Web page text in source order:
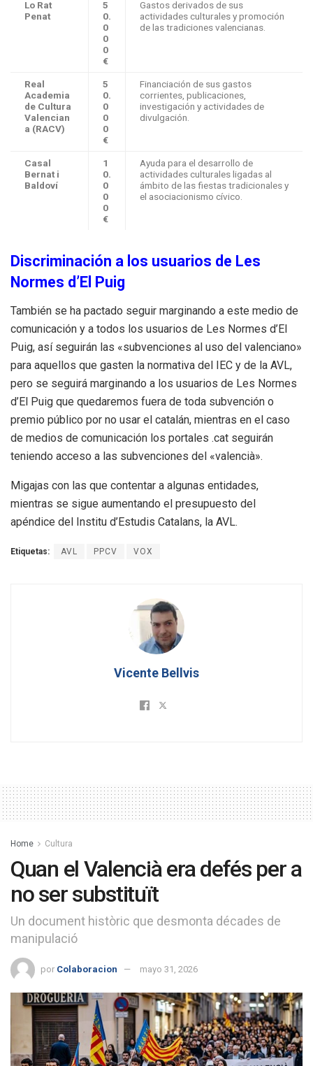
Lo Rat
Penat
5
0.
0
0
0
€
Gastos derivados de sus
actividades culturales y promoción
de las tradiciones valencianas.
Real
Academia
de Cultura
Valencian
a (RACV)
5
0.
0
0
0
€
Financiación de sus gastos
corrientes, publicaciones,
investigación y actividades de
divulgación.
Casal
Bernat i
Baldoví
1
0.
0
0
0
€
Ayuda para el desarrollo de
actividades culturales ligadas al
ámbito de las fiestas tradicionales y
el asociacionismo cívico.
Discriminación a los usuarios de Les
Normes d’El Puig
También se ha pactado seguir marginando a este medio de
comunicación y a todos los usuarios de Les Normes d’El
Puig, así seguirán las «subvenciones al uso del valenciano»
para aquellos que gasten la normativa del IEC y de la AVL,
pero se seguirá marginando a los usuarios de Les Normes
d’El Puig que quedaremos fuera de toda subvención o
premio público por no usar el catalán, mientras en el caso
de medios de comunicación los portales .cat seguirán
teniendo acceso a las subvenciones del «valencià».
Migajas con las que contentar a algunas entidades,
mientras se sigue aumentando el presupuesto del
apéndice del Institu d’Estudis Catalans, la AVL.
Etiquetas: AVL PPCV VOX
Vicente Bellvis
Home Cultura
Quan el Valencià era defés per a
no ser substituït
Un document històric que desmonta décades de
manipulació
por Colaboracion mayo 31, 2026